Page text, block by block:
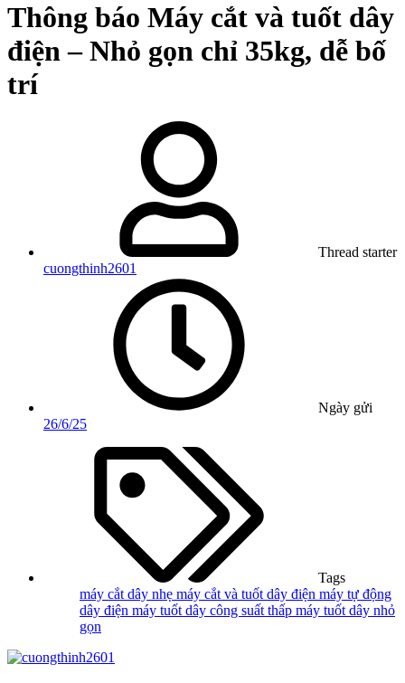
Thông báo Máy cắt và tuốt dây
điện – Nhỏ gọn chỉ 35kg, dễ bố
trí
Thread starter
cuongthinh2601
Ngày gửi
26/6/25
Tags
máy cắt dây nhẹ máy cắt và tuốt dây điện máy tự động
dây điện máy tuốt dây công suất thấp máy tuốt dây nhỏ
gọn